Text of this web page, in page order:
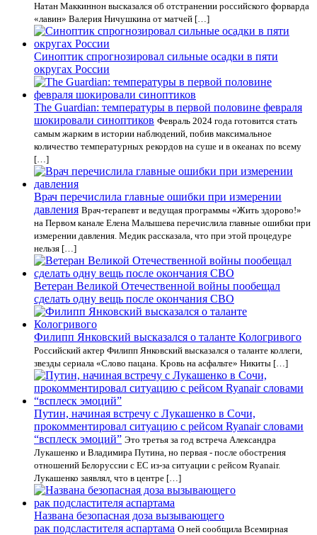
Натан Маккиннон высказался об отстранении российского форварда
«лавин» Валерия Ничушкина от матчей […]
Синоптик спрогнозировал сильные осадки в пяти
округах России
The Guardian: температуры в первой половине февраля
шокировали синоптиков Февраль 2024 года готовится стать
самым жарким в истории наблюдений, побив максимальное
количество температурных рекордов на суше и в океанах по всему
[…]
Врач перечислила главные ошибки при измерении
давления Врач-терапевт и ведущая программы «Жить здорово!»
на Первом канале Елена Малышева перечислила главные ошибки при
измерении давления. Медик рассказала, что при этой процедуре
нельзя […]
Ветеран Великой Отечественной войны пообещал
сделать одну вещь после окончания СВО
Филипп Янковский высказался о таланте Кологривого
Российский актер Филипп Янковский высказался о таланте коллеги,
звезды сериала «Слово пацана. Кровь на асфальте» Никиты […]
Путин, начиная встречу с Лукашенко в Сочи,
прокомментировал ситуацию с рейсом Ryanair словами
“всплеск эмоций” Это третья за год встреча Александра
Лукашенко и Владимира Путина, но первая - после обострения
отношений Белоруссии с ЕС из-за ситуации с рейсом Ryanair.
Лукашенко заявлял, что в центре […]
Названа безопасная доза вызывающего
рак подсластителя аспартама О ней сообщила Всемирная